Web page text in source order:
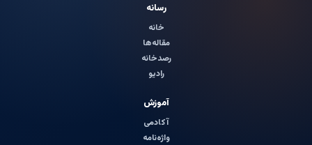
رسانه
خانه
مقاله‌ها
رصدخانه
رادیو
آموزش
آکادمی
واژه‌نامه